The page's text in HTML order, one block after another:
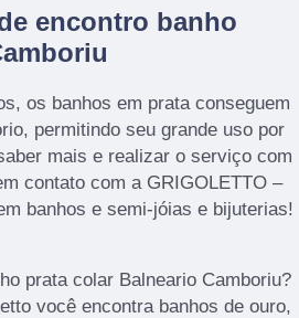
encontro banho
os banhos em prata conseguem
permitindo seu grande uso por
mais e realizar o serviço com
contato com a GRIGOLETTO –
banhos e semi-jóias e bijuterias!
prata colar Balneario Camboriu?
você encontra banhos de ouro,